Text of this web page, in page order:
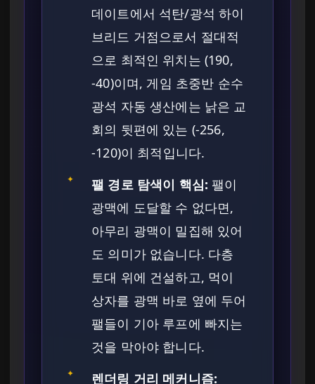
데이트에서 석탄/광석 하이
브리드 거점으로서 절대적
으로 최적인 위치는 (190,
-40)이며, 게임 초중반 순수
광석 자동 생산에는 낡은 교
회의 뒷편에 있는 (-256,
-120)이 최적입니다.
✦ 팰 경로 탐색이 핵심: 팰이
광맥에 도달할 수 없다면,
아무리 광맥이 밀집해 있어
도 의미가 없습니다. 다층
토대 위에 건설하고, 먹이
상자를 광맥 바로 옆에 두어
팰들이 기아 루프에 빠지는
것을 막아야 합니다.
✦ 렌더링 거리 메커니즘: